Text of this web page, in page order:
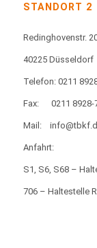
STANDORT 2
Redinghovenstr.
40225 Düsseldorf
Telefon: 0211
Fax: 0211 8928-
Mail:
Anfahrt:
S1, S6, S68 –
706 – Haltestelle